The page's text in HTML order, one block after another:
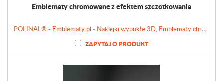
Emblematy chromowane z efektem szczotkowania
POLINAL® - Emblematy.pl - Naklejki wypukłe 3D, Emblematy chromowane, Tabliczki, Etykiety
ZAPYTAJ O PRODUKT